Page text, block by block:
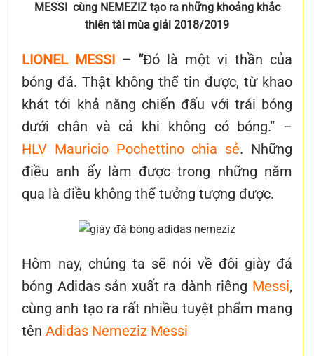
MESSI cùng NEMEZIZ tạo ra những khoảng khắc
thiên tài mùa giải 2018/2019
LIONEL MESSI – “Đó là một vị thần của
bóng đá. Thật không thể tin được, từ khao
khát tới khả năng chiến đấu với trái bóng
dưới chân và cả khi không có bóng.” –
HLV Mauricio Pochettino chia sẻ. Những
điều anh ấy làm được trong những năm
qua là điều không thể tưởng tượng được.
Hôm nay, chúng ta sẽ nói về đôi giày đá
bóng Adidas sản xuất ra dành riêng Messi,
cùng anh tạo ra rất nhiều tuyệt phẩm mang
tên Adidas Nemeziz Messi